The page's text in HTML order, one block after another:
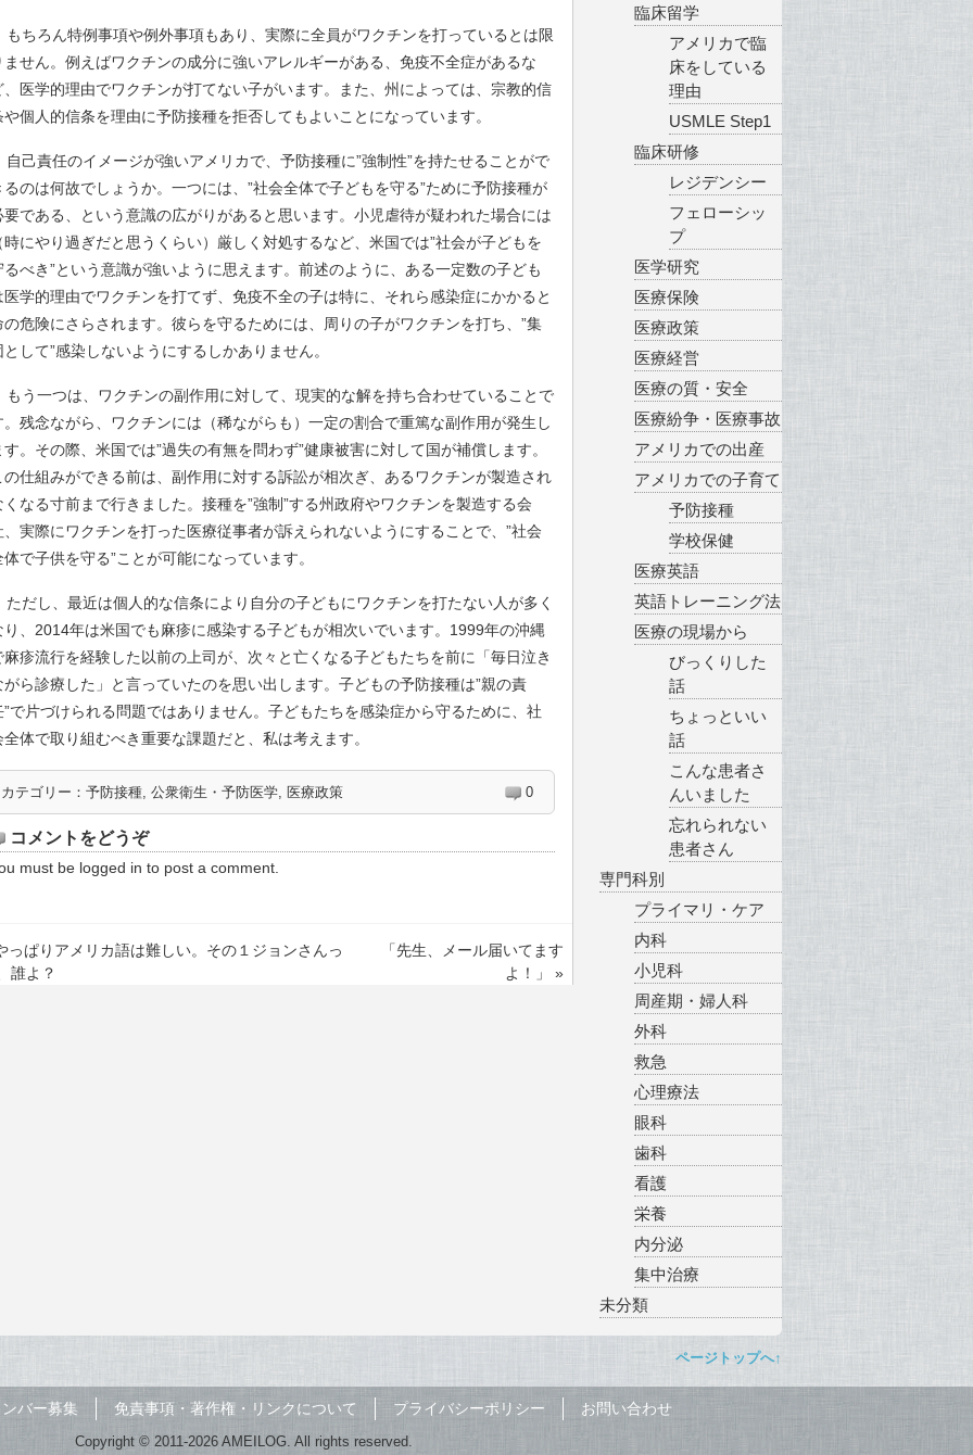
もちろん特例事項や例外事項もあり、実際に全員がワクチンを打っているとは限
ません。例えばワクチンの成分に強いアレルギーがある、免疫不全症があるな
、医学的理由でワクチンが打てない子がいます。また、州によっては、宗教的信
や個人的信条を理由に予防接種を拒否してもよいことになっています。
自己責任のイメージが強いアメリカで、予防接種に”強制性”を持たせることがで
るのは何故でしょうか。一つには、”社会全体で子どもを守る”ために予防接種が
要である、という意識の広がりがあると思います。小児虐待が疑われた場合には
時にやり過ぎだと思うくらい）厳しく対処するなど、米国では”社会が子どもを
るべき”という意識が強いように思えます。前述のように、ある一定数の子ども
医学的理由でワクチンを打てず、免疫不全の子は特に、それら感染症にかかると
の危険にさらされます。彼らを守るためには、周りの子がワクチンを打ち、”集
として”感染しないようにするしかありません。
もう一つは、ワクチンの副作用に対して、現実的な解を持ち合わせていることで
。残念ながら、ワクチンには（稀ながらも）一定の割合で重篤な副作用が発生し
す。その際、米国では”過失の有無を問わず”健康被害に対して国が補償します。
の仕組みができる前は、副作用に対する訴訟が相次ぎ、あるワクチンが製造され
くなる寸前まで行きました。接種を”強制”する州政府やワクチンを製造する会
、実際にワクチンを打った医療従事者が訴えられないようにすることで、”社会
体で子供を守る”ことが可能になっています。
ただし、最近は個人的な信条により自分の子どもにワクチンを打たない人が多く
り、2014年は米国でも麻疹に感染する子どもが相次いでいます。1999年の沖縄
麻疹流行を経験した以前の上司が、次々と亡くなる子どもたちを前に「毎日泣き
がら診療した」と言っていたのを思い出します。子どもの予防接種は”親の責
”で片づけられる問題ではありません。子どもたちを感染症から守るために、社
全体で取り組むべき重要な課題だと、私は考えます。
カテゴリー： 予防接種, 公衆衛生・予防医学, 医療政策 0
コメントをどうぞ
must be logged in to post a comment.
っぱりアメリカ語は難しい。その１ジョンさんっ
誰よ？
「先生、メール届いてます
よ！」
»
臨床留学
アメリカで臨
床をしている
理由
USMLE Step1
臨床研修
レジデンシー
フェローシッ
プ
医学研究
医療保険
医療政策
医療経営
医療の質・安全
医療紛争・医療事故
アメリカでの出産
アメリカでの子育て
予防接種
学校保健
医療英語
英語トレーニング法
医療の現場から
びっくりした
話
ちょっといい
話
こんな患者さ
んいました
忘れられない
患者さん
専門科別
プライマリ・ケア
内科
小児科
周産期・婦人科
外科
救急
心理療法
眼科
歯科
看護
栄養
内分泌
集中治療
未分類
ページトップへ↑
バー募集 免責事項・著作権・リンクについて プライバシーポリシー お問い合わせ
Copyright © 2011-2026 AMEILOG. All rights reserved.